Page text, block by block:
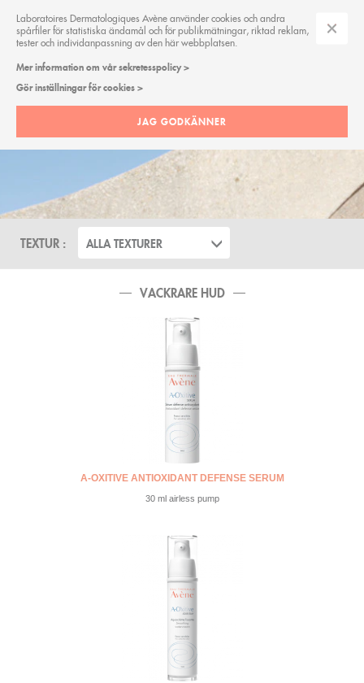
Laboratoires Dermatologiques Avène använder cookies och andra
spårfiler för statistiska ändamål och för publikmätningar, riktad reklam,
tester och individanpassning av den här webbplatsen.
Mer information om vår sekretesspolicy >
Gör inställningar för cookies >
JAG GODKÄNNER
PRODUKTLINJER A-OXITIVE
TEXTUR : ALLA TEXTURER
VACKRARE HUD
A-OXITIVE ANTIOXIDANT DEFENSE SERUM
30 ml airless pump